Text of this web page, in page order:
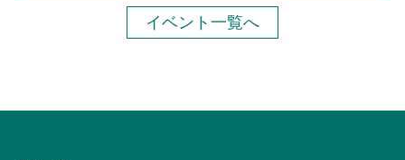
イベント一覧へ